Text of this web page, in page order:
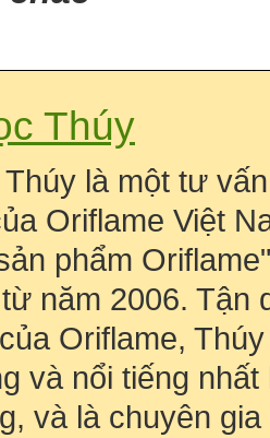
Thúy
là một tư
Oriflame Việt
phẩm
năm 2006. Tận
Oriflame,
và nổi tiếng
và là chuyên